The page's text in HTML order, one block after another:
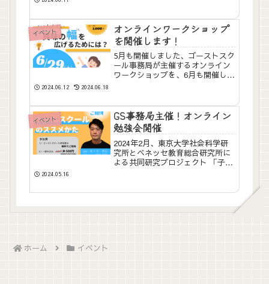
ているご家庭を対象として、ゴー
ストスクールに限らず、公開イベ
ントとしてオフ会を行いま...
イベント
オンラインワークショップ
を開催します！
5月も開催しました、ゴーストスク
ール事務局が主催するオンライン
ワークショップを、6月も開催しま
す！👇チケット購入へと進む方
は、目次から「チケット購入」に
ジャンプ！テーマは「興味の幅...
2024.06.12 2024.06.18
イベント
GS事務局主催！オンライン
勉強会開催
2024年2月、東京大学社会科学研
究所とベネッセ教育総合研究所に
よる共同研究プロジェクト 「子ど
子どもの幸福感には関連性が見ら
る親子調査 202...
2024.05.16
ホーム イベント